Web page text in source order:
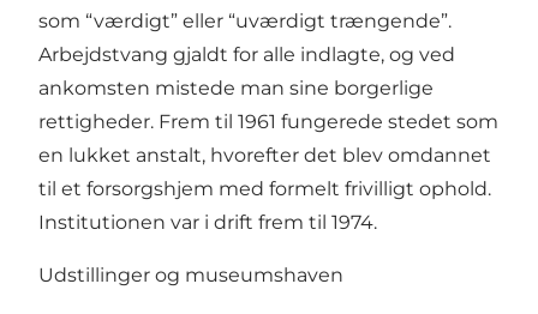
som “værdigt” eller “uværdigt trængende”.
Arbejdstvang gjaldt for alle indlagte, og ved
ankomsten mistede man sine borgerlige
rettigheder. Frem til 1961 fungerede stedet som
en lukket anstalt, hvorefter det blev omdannet
til et forsorgshjem med formelt frivilligt ophold.
Institutionen var i drift frem til 1974.
Udstillinger og museumshaven